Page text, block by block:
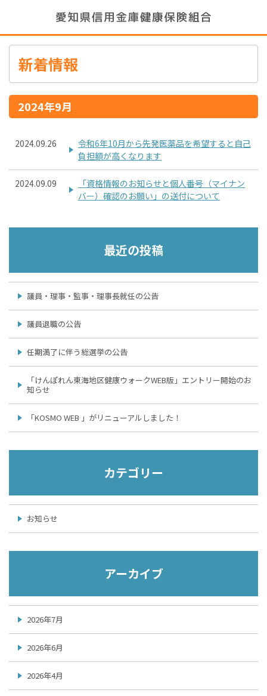
新着情報
2024年9月
2024.09.26
令和6年10月から先発医薬品を希望すると自己
負担額が高くなります
2024.09.09
「資格情報のお知らせと個人番号（マイナン
バー）確認のお願い」の送付について
最近の投稿
議員・理事・監事・理事長就任の公告
議員退職の公告
任期満了に伴う総選挙の公告
「けんぽれん東海地区健康ウォークWEB版」エントリー開始のお
知らせ
「KOSMO WEB 」がリニューアルしました！
カテゴリー
お知らせ
アーカイブ
2026年7月
2026年6月
2026年4月